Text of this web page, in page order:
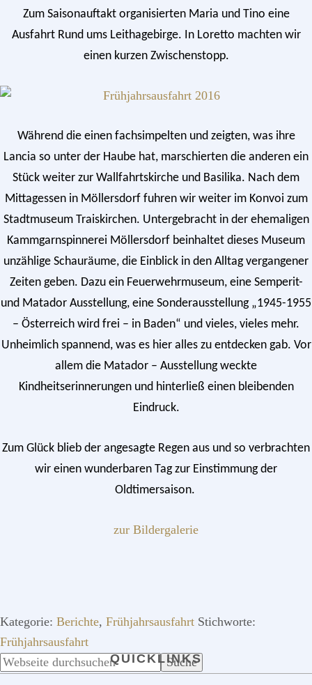
Zum Saisonauftakt organisierten Maria und Tino eine
Ausfahrt Rund ums Leithagebirge. In Loretto machten wir
einen kurzen Zwischenstopp.
Während die einen fachsimpelten und zeigten, was ihre
Lancia so unter der Haube hat, marschierten die anderen ein
Stück weiter zur Wallfahrtskirche und Basilika. Nach dem
Mittagessen in Möllersdorf fuhren wir weiter im Konvoi zum
Stadtmuseum Traiskirchen. Untergebracht in der ehemaligen
Kammgarnspinnerei Möllersdorf beinhaltet dieses Museum
unzählige Schauräume, die Einblick in den Alltag vergangener
Zeiten geben. Dazu ein Feuerwehrmuseum, eine Semperit-
und Matador Ausstellung, eine Sonderausstellung „1945-1955
– Österreich wird frei – in Baden“ und vieles, vieles mehr.
Unheimlich spannend, was es hier alles zu entdecken gab. Vor
allem die Matador – Ausstellung weckte
Kindheitserinnerungen und hinterließ einen bleibenden
Eindruck.
Zum Glück blieb der angesagte Regen aus und so verbrachten
wir einen wunderbaren Tag zur Einstimmung der
Oldtimersaison.
zur Bildergalerie
Kategorie: Berichte, Frühjahrsausfahrt Stichworte:
Frühjahrsausfahrt
SEITENSPALTE
Webseite
QUICKLINKS